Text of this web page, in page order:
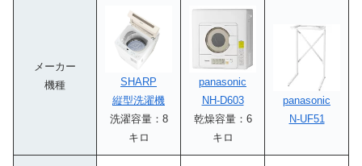
メーカー
機種
SHARP
縦型洗濯機
洗濯容量：8
キロ
panasonic
NH-D603
乾燥容量：6
キロ
panasonic
N-UF51